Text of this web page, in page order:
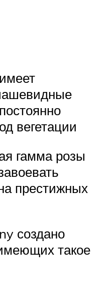
вегетации
гамма розы
престижных
создано
такое